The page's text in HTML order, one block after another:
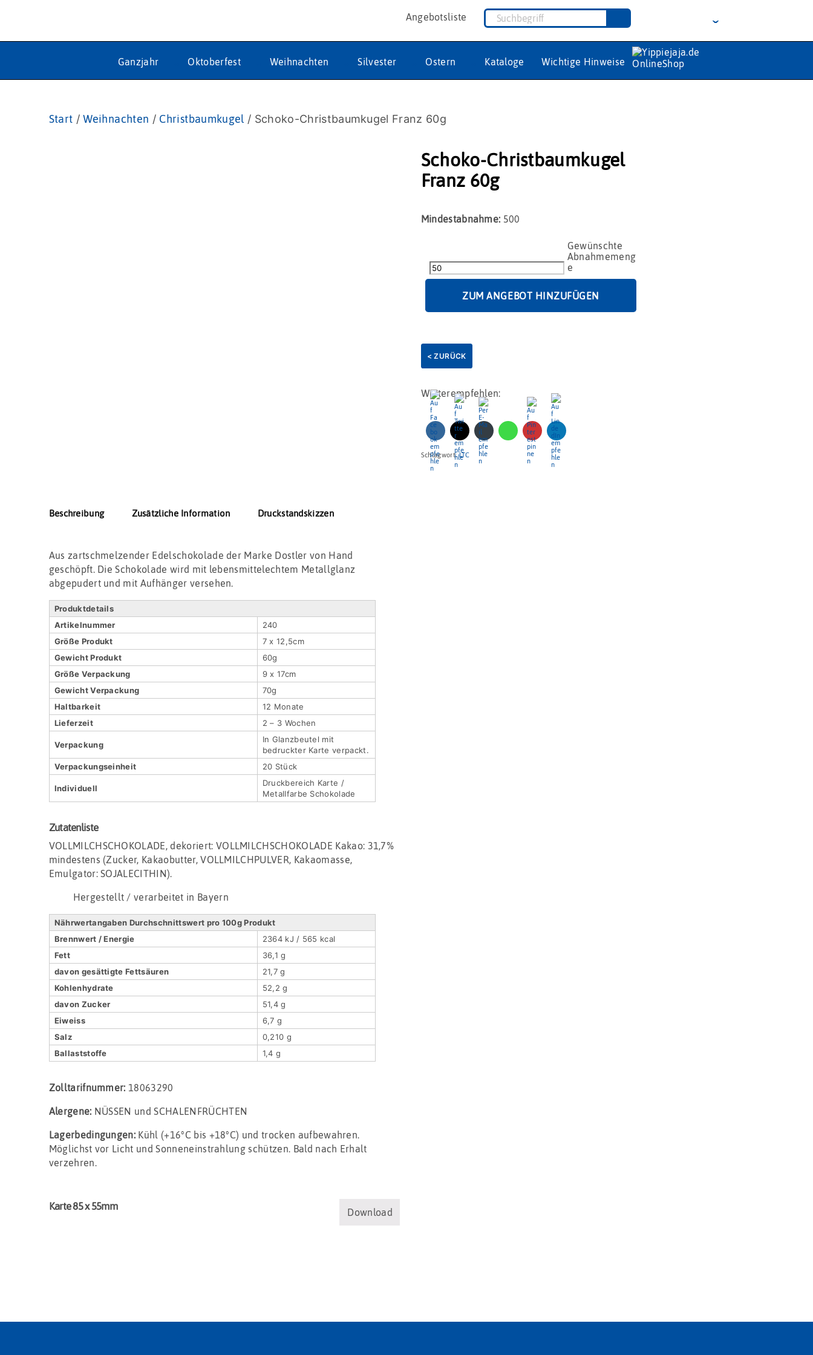
Angebotsliste
Ganzjahr Oktoberfest Weihnachten Silvester Ostern Kataloge Wichtige Hinweise
Start /Weihnachten / Christbaumkugel / Schoko-Christbaumkugel Franz 60g
Schoko-Christbaumkugel
Franz 60g
Mindestabnahme: 500
Franz
60g
ZUM ANGEBOT HINZUFÜGEN
< ZURÜCK
Weiterempfehlen:
Schlagwort:LTC
Beschreibung Zusätzliche Information Druckstandskizzen
Aus zartschmelzender Edelschokolade der Marke Dostler von Hand
geschöpft. Die Schokolade wird mit lebensmittelechtem Metallglanz
abgepudert und mit Aufhänger versehen.
Produktdetails
Artikel­nummer
240
Größe Produkt
7 x 12,5cm
Gewicht Produkt
60g
Größe Verpackung
9 x 17cm
Gewicht Verpackung
70g
Haltbar­keit
12 Monate
Lieferzeit
2 – 3 Wochen
Verpackung
In Glanzbeutel mit
bedruckter Karte verpackt.
Verpackungs­einheit
20 Stück
Indivi­duell
Druckbereich Karte /
Metallfarbe Schokolade
Zutatenliste
VOLLMILCHSCHOKOLADE, dekoriert: VOLLMILCHSCHOKOLADE Kakao: 31,7%
mindestens (Zucker, Kakaobutter, VOLLMILCHPULVER, Kakaomasse,
Emulgator: SOJALECITHIN).
Hergestellt / verarbeitet in Bayern
Nährwertangaben Durchschnittswert pro 100g Produkt
Brennwert / Energie
2364 kJ / 565 kcal
Fett
36,1 g
davon gesättigte Fettsäuren
21,7 g
Kohlenhydrate
52,2 g
davon Zucker
51,4 g
Eiweiss
6,7 g
Salz
0,210 g
Ballaststoffe
1,4 g
Zolltarifnummer: 18063290
Alergene: NÜSSEN und SCHALENFRÜCHTEN
Lagerbedingungen: Kühl (+16°C bis +18°C) und trocken aufbewahren.
Möglichst vor Licht und Sonneneinstrahlung schützen. Bald nach Erhalt
verzehren.
Karte 85 x 55mm Download